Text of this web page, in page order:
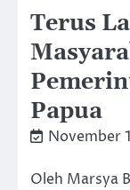
Terus
Papua
November
Oleh Marsya